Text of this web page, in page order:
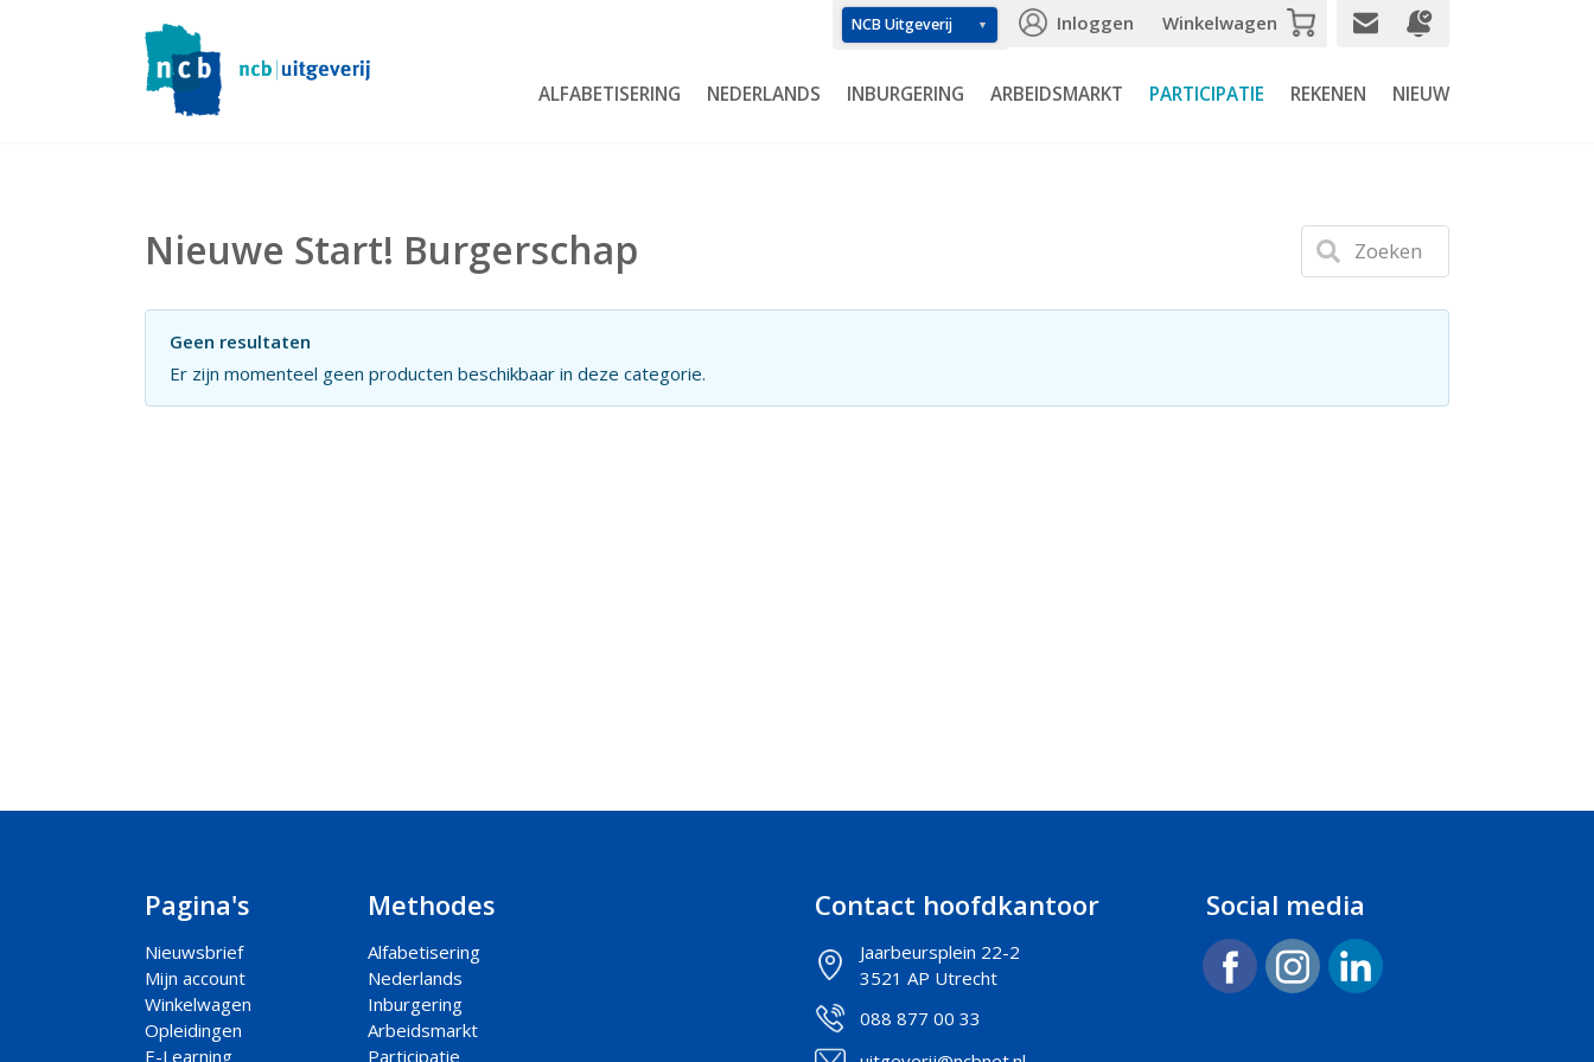
ALFABETISERING NEDERLANDS INBURGERING ARBEIDSMARKT PARTICIPATIE REKENEN NIEUW
Inloggen Winkelwagen
Nieuwe Start! Burgerschap Zoeken
Geen resultaten
Er zijn momenteel geen producten beschikbaar in deze categorie.
Pagina's
Nieuwsbrief
Mijn account
Winkelwagen
Opleidingen
E-Learning
Methodes
Alfabetisering
Nederlands
Inburgering
Arbeidsmarkt
Participatie
Contact hoofdkantoor
Jaarbeursplein 22-2
3521 AP Utrecht
088 877 00 33
Social media